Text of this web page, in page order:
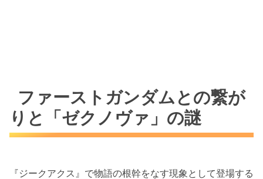
ファーストガンダムとの繋が
りと「ゼクノヴァ」の謎
『ジークアクス』で物語の根幹をなす現象として登場する